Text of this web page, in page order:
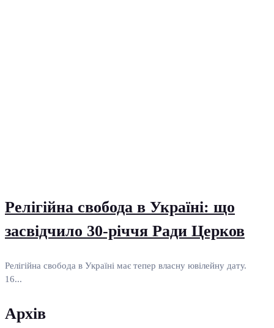
Релігійна свобода в Україні: що
засвідчило 30-річчя Ради Церков
Релігійна свобода в Україні має тепер власну ювілейну дату.
16...
Архів